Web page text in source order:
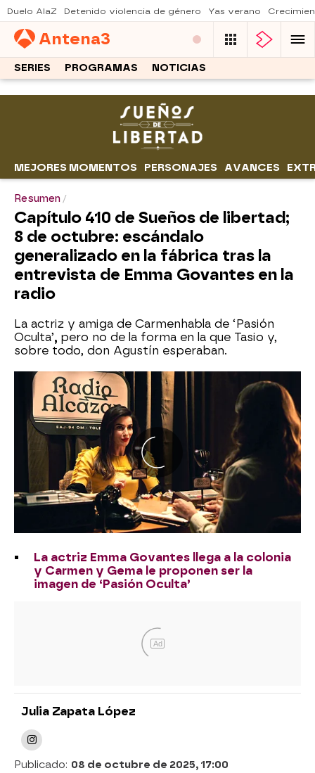
Duelo AlaZ Detenido violencia de género Yas verano
Antena3
SERIES PROGRAMAS NOTICIAS
MEJORES MOMENTOS PERSONAJES AVANCES
Resumen
Capítulo 410 de Sueños de libertad;
8 de octubre: escándalo
generalizado en la fábrica tras la
entrevista de Emma Govantes en la
radio
La actriz y amiga de Carmen habla de ‘Pasión
Oculta’, pero no de la forma en la que Tasio y,
sobre todo, don Agustín esperaban.
La actriz Emma Govantes llega a la colonia
y Carmen y Gema le proponen ser la
imagen de ‘Pasión Oculta’
Ad
Julia Zapata López
Publicado: 08 de octubre de 2025, 17:00